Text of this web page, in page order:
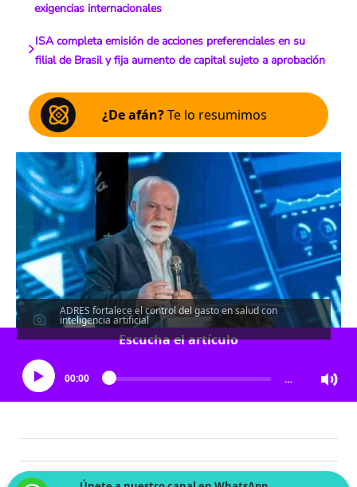
exigencias internacionales
ISA completa emisión de acciones preferenciales en su
filial de Brasil y fija aumento de capital sujeto a aprobación
¿De afán?Te lo resumimos
ADRES fortalece el control del gasto en salud con
inteligencia artificial
Escucha el artículo
00:00 …